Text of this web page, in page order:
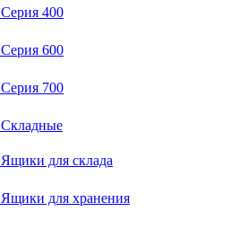
Серия 400
Серия 600
Серия 700
Складные
Ящики для склада
Ящики для хранения